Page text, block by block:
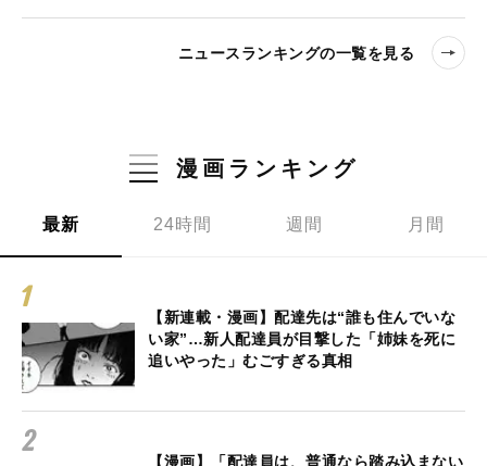
ニュースランキングの一覧を見る
漫画ランキング
最新 24時間 週間 月間
【新連載・漫画】配達先は“誰も住んでいな
い家”…新人配達員が目撃した「姉妹を死に
追いやった」むごすぎる真相
【漫画】「配達員は、普通なら踏み込まない